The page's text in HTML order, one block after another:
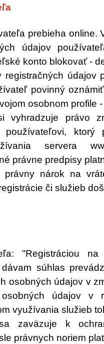
prebieha online.
údajov
konto blokovať -
registračných údajov
povinný
osobnom profile
vyhradzuje právo
ktorý
servera
právne predpisy
právny nárok na
či služieb
"Registráciou na
dávam súhlas
osobných údajov v
údajov v
využívania služieb
zaväzuje k
právnych noriem